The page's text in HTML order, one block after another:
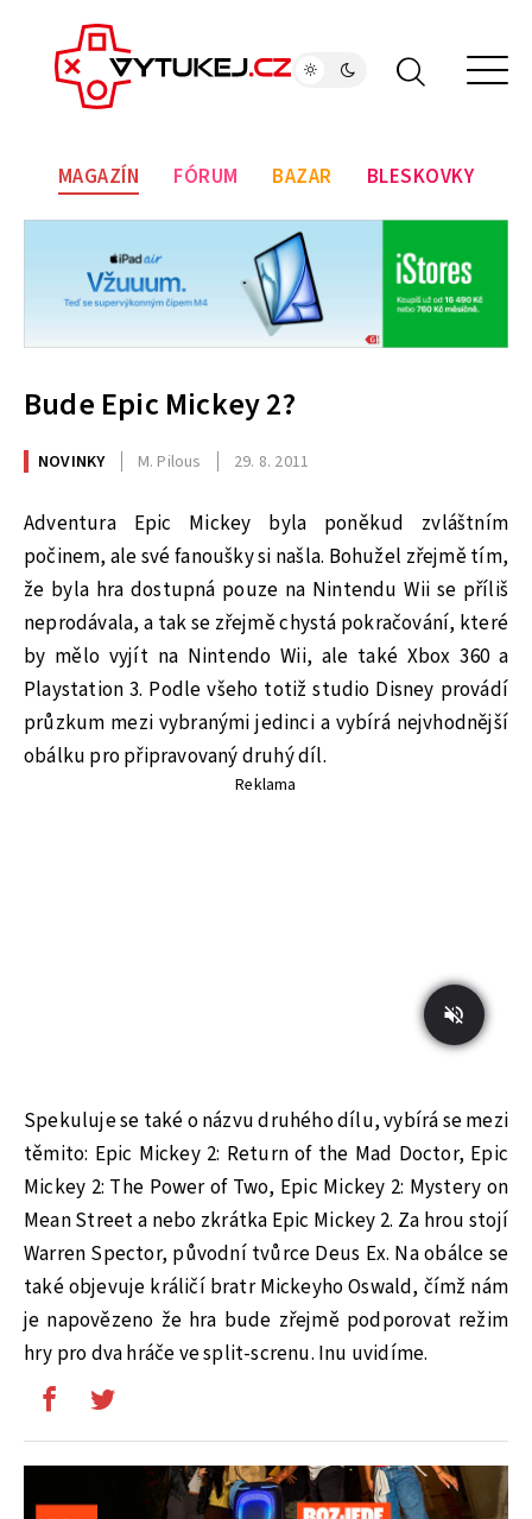
MAGAZÍN FÓRUM BAZAR BLESKOVKY
Bude Epic Mickey 2?
NOVINKY M. Pilous 29. 8. 2011
Adventura Epic Mickey byla poněkud zvláštním
počinem, ale své fanoušky si našla. Bohužel zřejmě tím,
že byla hra dostupná pouze na Nintendu Wii se příliš
neprodávala, a tak se zřejmě chystá pokračování, které
by mělo vyjít na Nintendo Wii, ale také Xbox 360 a
Playstation 3. Podle všeho totiž studio Disney provádí
průzkum mezi vybranými jedinci a vybírá nejvhodnější
obálku pro připravovaný druhý díl.
Reklama
Spekuluje se také o názvu druhého dílu, vybírá se mezi
těmito: Epic Mickey 2: Return of the Mad Doctor, Epic
Mickey 2: The Power of Two, Epic Mickey 2: Mystery on
Mean Street a nebo zkrátka Epic Mickey 2. Za hrou stojí
Warren Spector, původní tvůrce Deus Ex. Na obálce se
také objevuje králičí bratr Mickeyho Oswald, čímž nám
je napovězeno že hra bude zřejmě podporovat režim
hry pro dva hráče ve split-screnu. Inu uvidíme.